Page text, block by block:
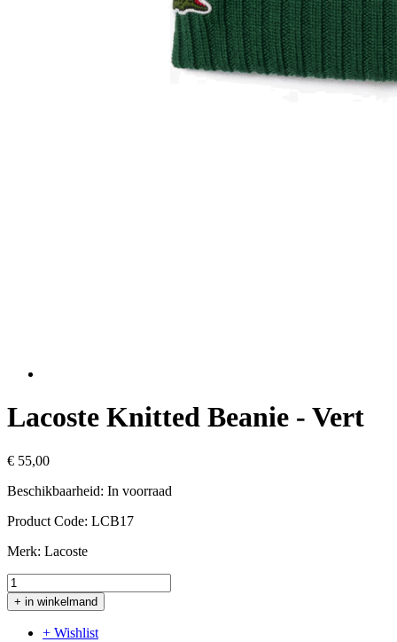
Lacoste Knitted Beanie - Vert
€ 55,00
Beschikbaarheid: In voorraad
Product Code: LCB17
Merk: Lacoste
+ in winkelmand
+ Wishlist